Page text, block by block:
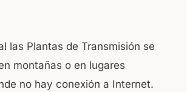
las Plantas de Transmisión se
montañas o en lugares
no hay conexión a Internet.